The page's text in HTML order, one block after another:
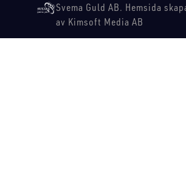
Svema Guld AB. Hemsida
av Kimsoft Media AB